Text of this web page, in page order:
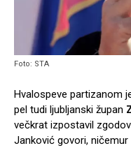
Foto: STA
Hvalospeve partizanom
pel tudi ljubljanski župan
večkrat izpostavil
Janković govori,